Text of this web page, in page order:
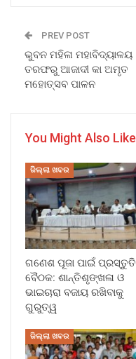
PREV POST
ଭୁବନ ମହିଳା ମହାବିଦ୍ୟାଳୟ
ତରଫରୁ ଆଜାଦୀ କା ଅମୃତ
ମହୋତ୍ସବ ପାଳନ
You Might Also Like
ଜିଲ୍ଲା ଖବର
ଗଣେଶ ପୂଜା ପାଇଁ ପ୍ରସ୍ତୁତି
ବୈଠକ: ଶାନ୍ତିଶୃଙ୍ଖଳା ଓ
ଭାଇଚାରା ବଜାୟ ରଖିବାକୁ
ଗୁରୁତ୍ୱ
ଜିଲ୍ଲା ଖବର